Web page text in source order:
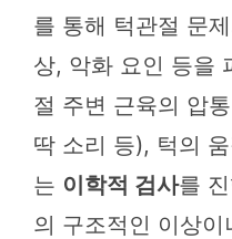
를 통해 턱관절 문
상, 악화 요인 등을
절 주변 근육의 압
딱 소리 등), 턱의
는 이학적 검사를
의 구조적인 이상